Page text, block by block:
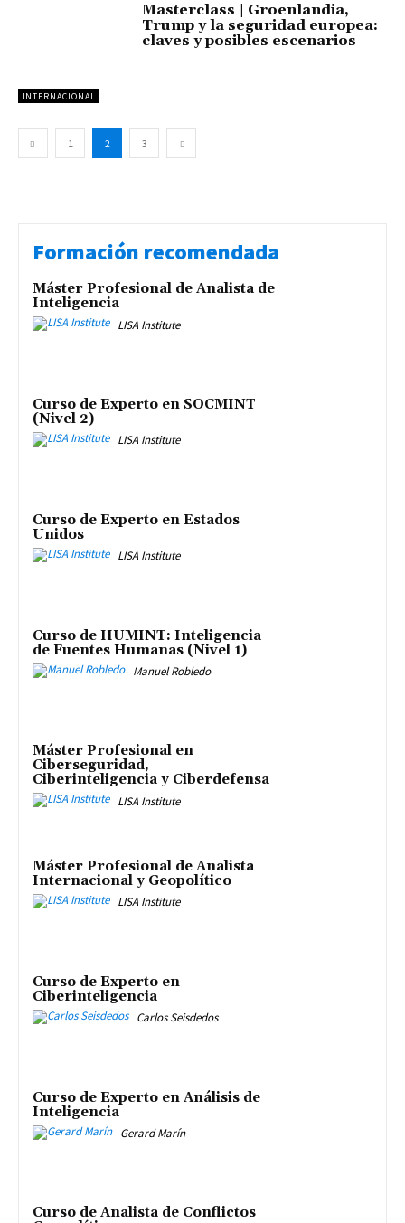
INTERNACIONAL
Masterclass | Groenlandia,
Trump y la seguridad europea:
claves y posibles escenarios
1 2 3
Formación recomendada
Máster Profesional de Analista de
Inteligencia
LISA Institute
Curso de Experto en SOCMINT
(Nivel 2)
LISA Institute
Curso de Experto en Estados
Unidos
LISA Institute
Curso de HUMINT: Inteligencia
de Fuentes Humanas (Nivel 1)
Manuel Robledo
Máster Profesional en
Ciberseguridad,
Ciberinteligencia y Ciberdefensa
LISA Institute
Máster Profesional de Analista
Internacional y Geopolítico
LISA Institute
Curso de Experto en
Ciberinteligencia
Carlos Seisdedos
Curso de Experto en Análisis de
Inteligencia
Gerard Marín
Curso de Analista de Conflictos